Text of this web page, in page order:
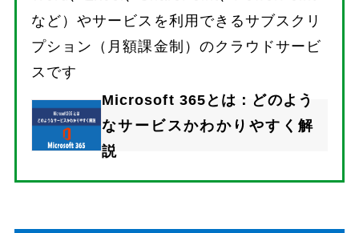
など）やサービスを利用できるサブスクリ
プション（月額課金制）のクラウドサービ
スです
Microsoft 365とは：どのよう
なサービスかわかりやすく解
説